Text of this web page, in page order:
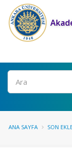
Ara
ANA SAYFA SON